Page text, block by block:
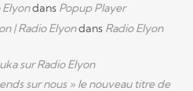
Elyondans Popup Player
| Radio Elyondans Radio Elyon
sur Radio Elyon
sur nous » le nouveau titre de